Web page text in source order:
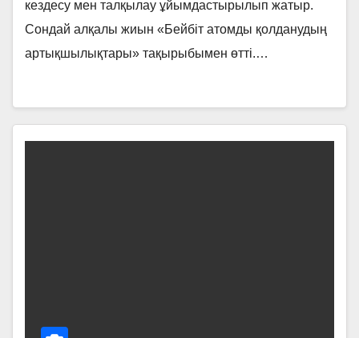
кездесу мен талқылау ұйымдастырылып жатыр.
Сондай алқалы жиын «Бейбіт атомды қолданудың
артықшылықтары» тақырыбымен өтті.…